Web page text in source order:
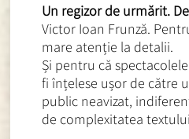
Un regizor de urmărit.
Victor Ioan Frunză.
mare atenție la detalii.
Și pentru că
fi înțelese ușor de către
public neavizat,
de complexitatea